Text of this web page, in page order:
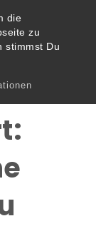
die
zu
stimmst Du